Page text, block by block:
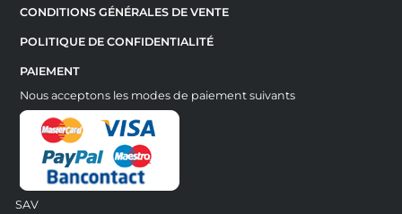
CONDITIONS GÉNÉRALES DE VENTE
POLITIQUE DE CONFIDENTIALITÉ
PAIEMENT
Nous acceptons les modes de paiement suivants
SAV